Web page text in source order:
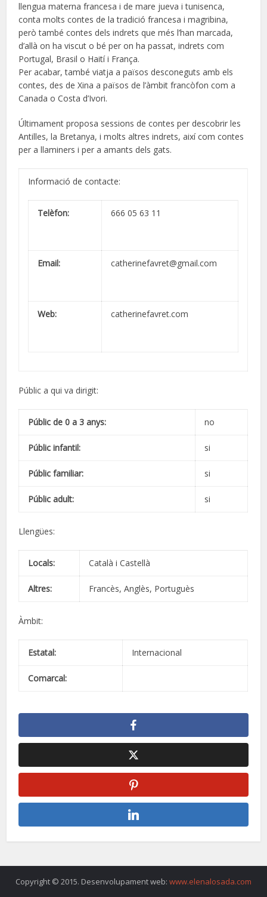
llengua materna francesa i de mare jueva i tunisenca,
conta molts contes de la tradició francesa i magribina,
però també contes dels indrets que més l’han marcada,
d’allà on ha viscut o bé per on ha passat, indrets com
Portugal, Brasil o Haití i França.
Per acabar, també viatja a països desconeguts amb els
contes, des de Xina a països de l’àmbit francòfon com a
Canada o Costa d’Ivori.
Últimament proposa sessions de contes per descobrir les
Antilles, la Bretanya, i molts altres indrets, així com contes
per a llaminers i per a amants dels gats.
Informació de contacte:
Telèfon: 666 05 63 11
Email: catherinefavret@gmail.com
Web: catherinefavret.com
Públic a qui va dirigit:
Públic de 0 a 3 anys: no
Públic infantil: si
Públic familiar: si
Públic adult: si
Llengües:
Locals: Català i Castellà
Altres: Francès, Anglès, Portuguès
Àmbit:
Estatal: Internacional
Comarcal:
Copyright © 2015. Desenvolupament web: www.elenalosada.com